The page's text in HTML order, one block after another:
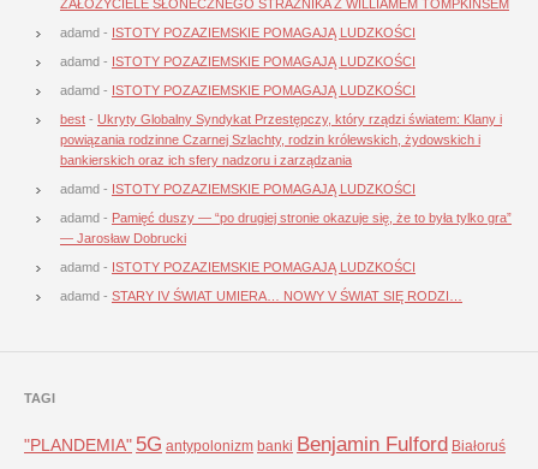
ZAŁOŻYCIELE SŁONECZNEGO STRAŻNIKA Z WILLIAMEM TOMPKINSEM
adamd - ISTOTY POZAZIEMSKIE POMAGAJĄ LUDZKOŚCI
adamd - ISTOTY POZAZIEMSKIE POMAGAJĄ LUDZKOŚCI
adamd - ISTOTY POZAZIEMSKIE POMAGAJĄ LUDZKOŚCI
best - Ukryty Globalny Syndykat Przestępczy, który rządzi światem: Klany i
powiązania rodzinne Czarnej Szlachty, rodzin królewskich, żydowskich i
bankierskich oraz ich sfery nadzoru i zarządzania
adamd - ISTOTY POZAZIEMSKIE POMAGAJĄ LUDZKOŚCI
adamd - Pamięć duszy — “po drugiej stronie okazuje się, że to była tylko gra”
— Jarosław Dobrucki
adamd - ISTOTY POZAZIEMSKIE POMAGAJĄ LUDZKOŚCI
adamd - STARY IV ŚWIAT UMIERA… NOWY V ŚWIAT SIĘ RODZI…
TAGI
"PLANDEMIA" 5G antypolonizm banki Benjamin Fulford Białoruś